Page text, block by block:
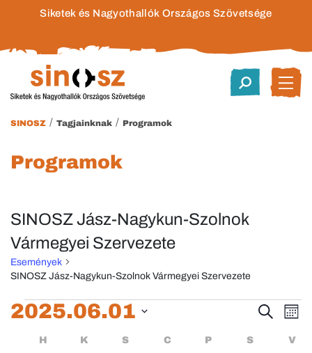
Siketek és Nagyothallók Országos Szövetsége
SINOSZ / Tagjainknak / Programok
Programok
SINOSZ Jász-Nagykun-Szolnok
Vármegyei Szervezete
Események
SINOSZ Jász-Nagykun-Szolnok Vármegyei Szervezete
Események
Keresett
kifejezés
2025.06.01
kiválasztása.
Események
H HÉTFŐ
K KEDD
S SZERDA
C CSÜTÖRTÖK
P PÉNTEK
S V